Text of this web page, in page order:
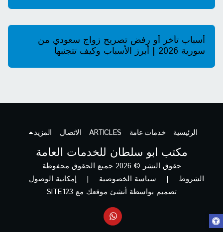
أسباب تأخر أو رفض تصريح زواج سعودي من
سورية 2026 | أبرز الأسباب وكيف تتجنبها
مكتب ابو سلطان للخدمات العامة
حقوق النشر © 2026 جميع الحقوق محفوظة
الشروط | سياسة الخصوصية | إمكانية الوصول
تصميم بواسطةأنشئ موقعك مع SITE123
الرئيسية خدمات عامة ARTICLES الاتصال المزيد